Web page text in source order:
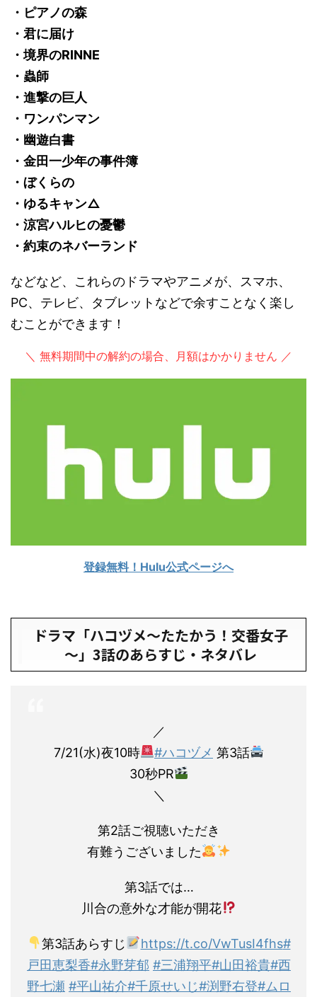
・ピアノの森
・君に届け
・境界のRINNE
・蟲師
・進撃の巨人
・ワンパンマン
・幽遊白書
・金田一少年の事件簿
・ぼくらの
・ゆるキャン△
・涼宮ハルヒの憂鬱
・約束のネバーランド
などなど、これらのドラマやアニメが、スマホ、
PC、テレビ、タブレットなどで余すことなく楽し
むことができます！
＼ 無料期間中の解約の場合、月額はかかりません ／
登録無料！Hulu公式ページへ
ドラマ「ハコヅメ～たたかう！交番女子
～」3話のあらすじ・ネタバレ
／
7/21(水)夜10時
#ハコヅメ 第3話
30秒PR
＼
第2話ご視聴いただき
有難うございました
第3話では…
川合の意外な才能が開花
第3話あらすじ https://t.co/VwTusI4fhs#
戸田恵梨香#永野芽郁 #三浦翔平#山田裕貴#西
野七瀬 #平山祐介#千原せいじ#渕野右登#ムロ